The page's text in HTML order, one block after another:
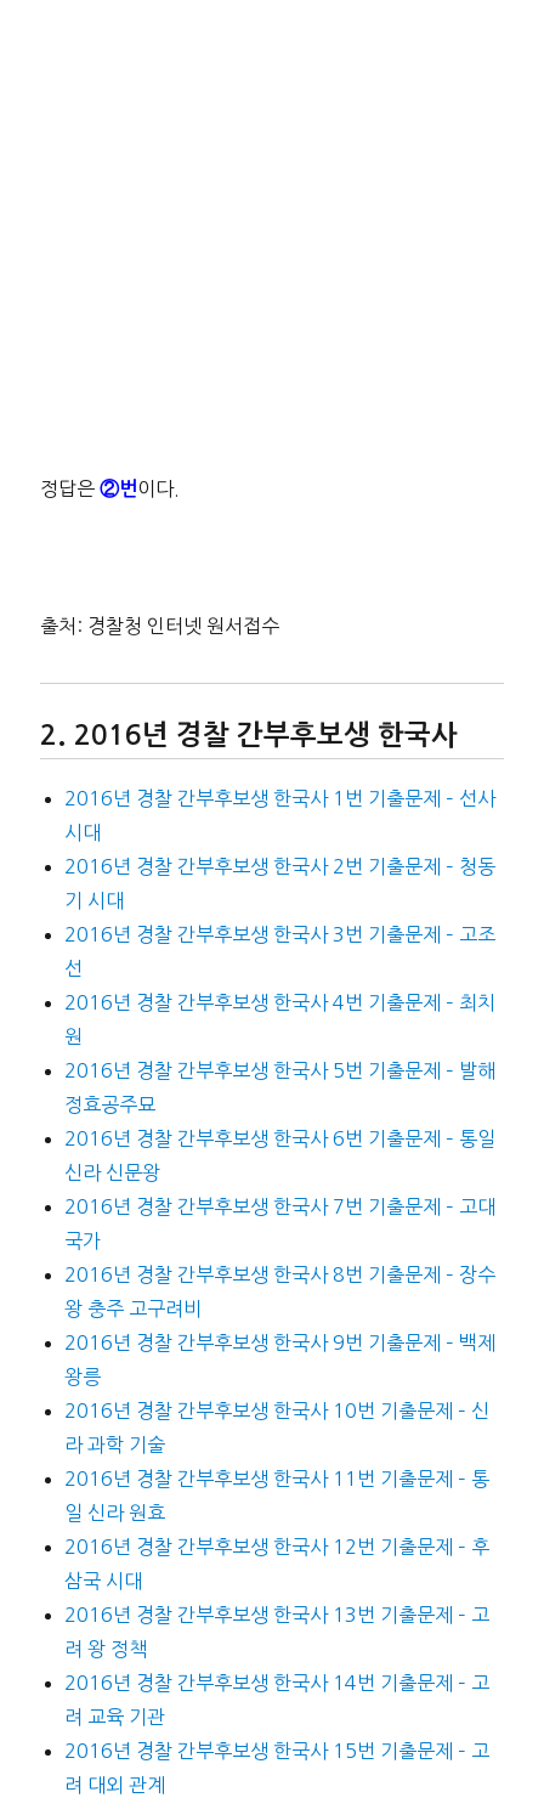
정답은②번 이다.
출처: 경찰청 인터넷 원서접수
2016년 경찰 간부후보생 한국사
2016년 경찰 간부후보생 한국사 1번 기출문제 – 선사
시대
2016년 경찰 간부후보생 한국사 2번 기출문제 – 청동
기 시대
2016년 경찰 간부후보생 한국사 3번 기출문제 – 고조
선
2016년 경찰 간부후보생 한국사 4번 기출문제 – 최치
원
2016년 경찰 간부후보생 한국사 5번 기출문제 – 발해
정효공주묘
2016년 경찰 간부후보생 한국사 6번 기출문제 – 통일
신라 신문왕
2016년 경찰 간부후보생 한국사 7번 기출문제 – 고대
국가
2016년 경찰 간부후보생 한국사 8번 기출문제 – 장수
왕 충주 고구려비
2016년 경찰 간부후보생 한국사 9번 기출문제 – 백제
왕릉
2016년 경찰 간부후보생 한국사 10번 기출문제 – 신
라 과학 기술
2016년 경찰 간부후보생 한국사 11번 기출문제 – 통
일 신라 원효
2016년 경찰 간부후보생 한국사 12번 기출문제 – 후
삼국 시대
2016년 경찰 간부후보생 한국사 13번 기출문제 – 고
려 왕 정책
2016년 경찰 간부후보생 한국사 14번 기출문제 – 고
려 교육 기관
2016년 경찰 간부후보생 한국사 15번 기출문제 – 고
려 대외 관계